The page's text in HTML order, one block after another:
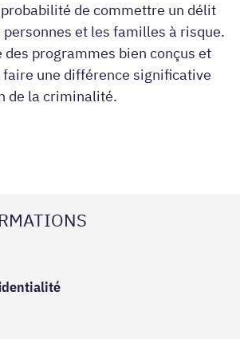
de commettre un délit
et les familles à risque.
des programmes bien conçus et
une différence significative
de la criminalité.